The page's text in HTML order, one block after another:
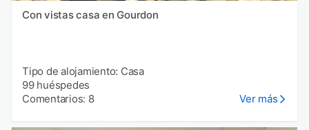
Con vistas casa en Gourdon
Tipo de alojamiento: Casa
99 huéspedes
Comentarios: 8
Ver más